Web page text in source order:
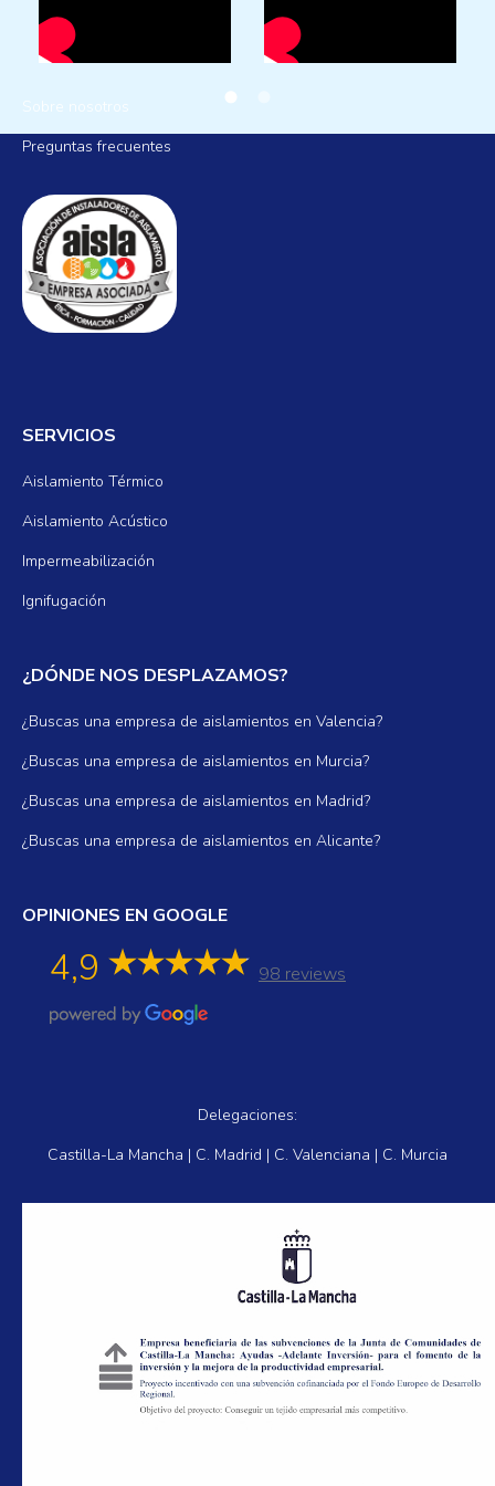
AISLAMIENTOS LA MANCHA
Sobre nosotros
Preguntas frecuentes
SERVICIOS
Aislamiento Térmico
Aislamiento Acústico
Impermeabilización
Ignifugación
¿DÓNDE NOS DESPLAZAMOS?
¿Buscas una empresa de aislamientos en Valencia?
¿Buscas una empresa de aislamientos en Murcia?
¿Buscas una empresa de aislamientos en Madrid?
¿Buscas una empresa de aislamientos en Alicante?
OPINIONES EN GOOGLE
4,9 98 reviews
Delegaciones:
Castilla-La Mancha | C. Madrid | C. Valenciana | C. Murcia